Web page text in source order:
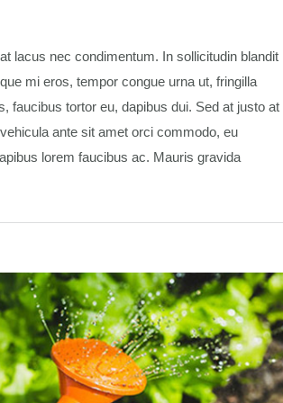
lacus nec condimentum. In sollicitudin blandit
mi eros, tempor congue urna ut, fringilla
faucibus tortor eu, dapibus dui. Sed at justo at
ante sit amet orci commodo, eu
lorem faucibus ac. Mauris gravida